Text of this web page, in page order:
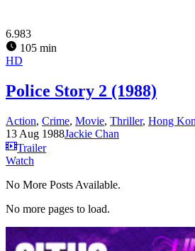
6.983
105 min
HD
Police Story 2 (1988)
Action, Crime, Movie, Thriller, Hong
13 Aug 1988Jackie Chan
Trailer
Watch
No More Posts Available.
No more pages to load.